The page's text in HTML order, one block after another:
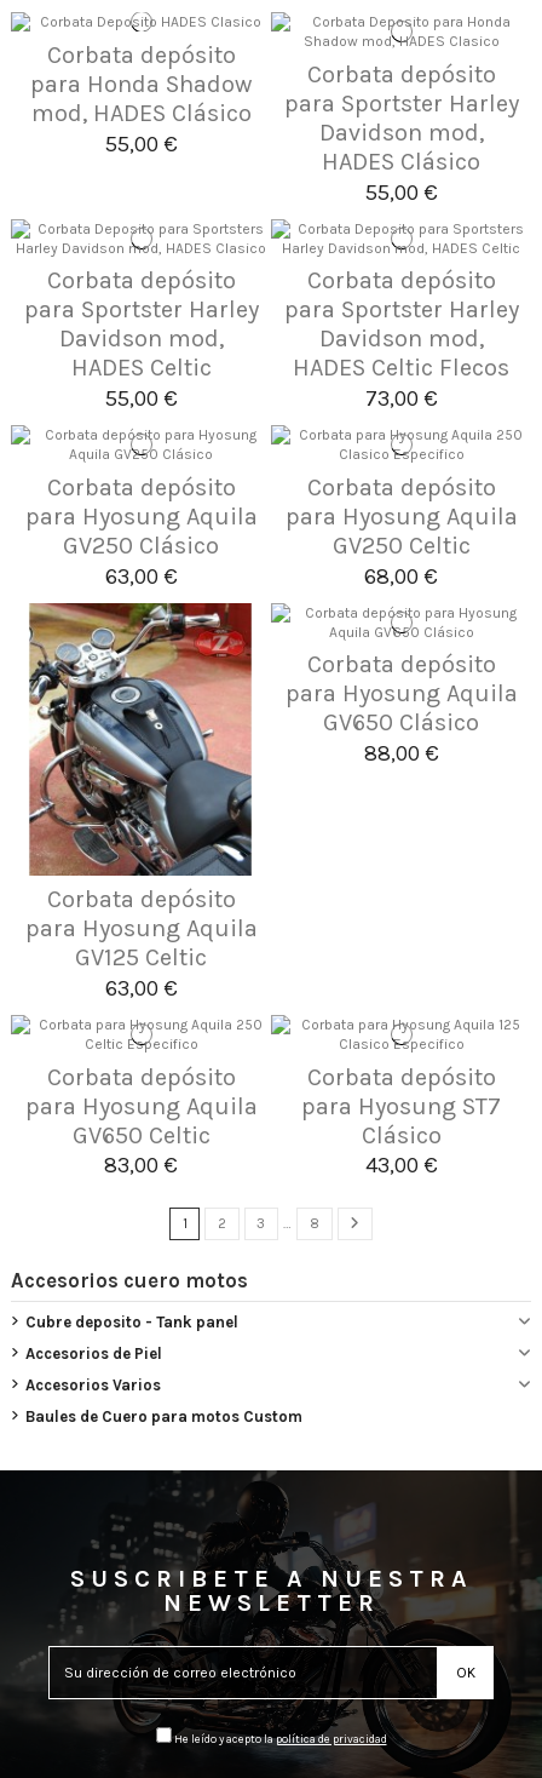
Corbata depósito
para Honda Shadow
mod, HADES Clásico
55,00 €
Corbata depósito
para Sportster Harley
Davidson mod,
HADES Clásico
55,00 €
Corbata depósito
para Sportster Harley
Davidson mod,
HADES Celtic
55,00 €
Corbata depósito
para Sportster Harley
Davidson mod,
HADES Celtic Flecos
73,00 €
Corbata depósito
para Hyosung Aquila
GV250 Clásico
63,00 €
Corbata depósito
para Hyosung Aquila
GV250 Celtic
68,00 €
Corbata depósito
para Hyosung Aquila
GV125 Celtic
63,00 €
Corbata depósito
para Hyosung Aquila
GV650 Clásico
88,00 €
Corbata depósito
para Hyosung Aquila
GV650 Celtic
83,00 €
Corbata depósito
para Hyosung ST7
Clásico
43,00 €
1 2 3 … 8
Accesorios cuero motos
Cubre deposito - Tank panel
Accesorios de Piel
Accesorios Varios
Baules de Cuero para motos Custom
SUSCRIBETE A NUESTRA
NEWSLETTER
He leído y acepto lapolítica de privacidad